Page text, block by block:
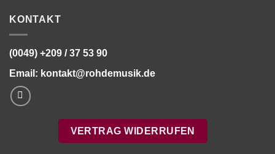
KONTAKT
(0049) +209 / 37 53 90
Email: kontakt@rohdemusik.de
VERTRAG WIDERRUFEN